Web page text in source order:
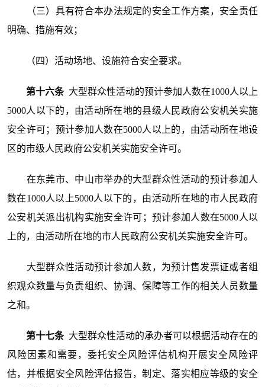
（三）具有符合本办法规定的安全工作方案，安全责任
明确、措施有效；
（四）活动场地、设施符合安全要求。
第十六条大型群众性活动的预计参加人数在1000人以上
5000人以下的，由活动所在地的县级人民政府公安机关实施
安全许可；预计参加人数在5000人以上的，由活动所在地设
区的市级人民政府公安机关实施安全许可。
在东莞市、中山市举办的大型群众性活动的预计参加人
数在1000人以上5000人以下的，由活动所在地的市人民政府
公安机关派出机构实施安全许可；预计参加人数在5000人以
上的，由活动所在地的市人民政府公安机关实施安全许可。
大型群众性活动预计参加人数，为预计售发票证或者组
织观众数量与负责组织、协调、保障等工作的相关人员数量
之和。
第十七条大型群众性活动的承办者可以根据活动存在的
风险因素和需要，委托安全风险评估机构开展安全风险评
估，并根据安全风险评估报告，制定、落实相应等级的安全